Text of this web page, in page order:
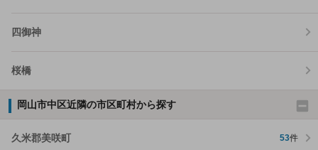
四御神
桜橋
岡山市中区近隣の市区町村から探す
久米郡美咲町 53件